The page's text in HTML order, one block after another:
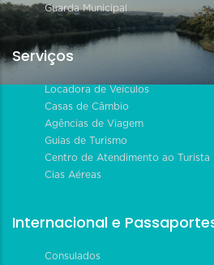
Guarda Municipal
Serviços
Locadora de Veículos
Casas de Câmbio
Agências de Viagem
Guias de Turismo
Centro de Atendimento ao Turista
Cias Aéreas
Internacional e
Consulados